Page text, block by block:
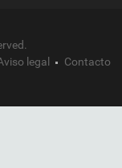
legal Contacto